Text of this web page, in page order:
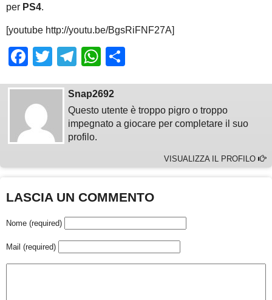
per PS4.
[youtube http://youtu.be/BgsRiFNF27A]
Facebook
TwitterTelegram
WhatsApp
Snap2692
Questo utente è troppo pigro o troppo
impegnato a giocare per completare il suo
profilo.
VISUALIZZA IL PROFILO
LASCIA UN COMMENTO
Nome (required)
Mail (required)